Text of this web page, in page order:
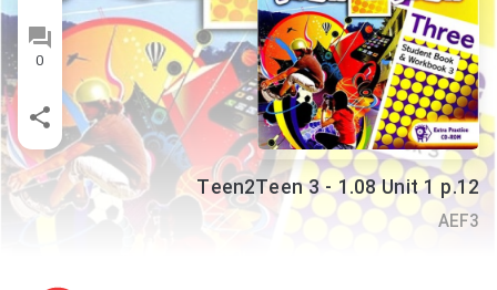
0
Teen2Teen 3 - 1.08 Unit 1 p.12
AEF3